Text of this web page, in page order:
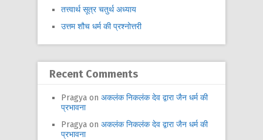
तत्त्वार्थ सूत्र चतुर्थ अध्याय
उत्तम शौच धर्म की प्रश्नोत्तरी
Recent Comments
Pragya on अकलंक निकलंक देव द्वारा जैन धर्म की
प्रभावना
Pragya on अकलंक निकलंक देव द्वारा जैन धर्म की
प्रभावना